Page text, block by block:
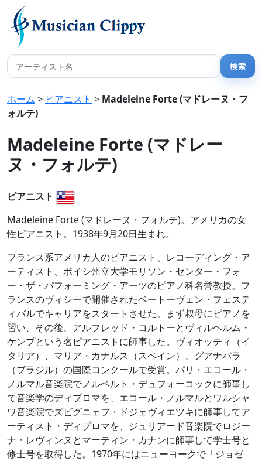
ホーム > ピアニスト > Madeleine Forte (マドレーヌ・フ
ォルテ)
Madeleine Forte (マドレー
ヌ・フォルテ)
ピアニスト
Madeleine Forte (マドレーヌ・フォルテ)。アメリカの女
性ピアニスト。1938年9月20日生まれ。
フランス系アメリカ人のピアニスト、レコーディング・ア
ーティスト、ボイシ州立大学モリソン・センター・フォ
ー・ザ・パフォーミング・アーツのピアノ科名誉教授。フ
ランスのヴィシーで開催されたベートーヴェン・フェステ
ィバルでキャリアをスタートさせた。まず叔母にピアノを
習い、その後、アルフレッド・コルトーとヴィルヘルム・
ケンプという名ピアニストに師事した。ヴィオッティ（イ
タリア）、マリア・カナルス（スペイン）、グアナバラ
（ブラジル）の国際コンクールで受賞。パリ・エコール・
ノルマル音楽院でノルベルト・デュフォーコックに師事し
て音楽学のディプロマを、エコール・ノルマルとワルシャ
ワ音楽院でズビグニェフ・ドジェヴィエツキに師事してア
ーティスト・ディプロマを、ジュリアード音楽院でロジー
ナ・レヴィンヌとマーティン・カナンに師事して学士号と
修士号を取得した。1970年にはニューヨークで「ジョゼ